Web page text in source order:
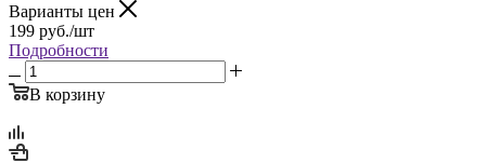
Варианты цен
199 руб./шт
Подробности
В корзину